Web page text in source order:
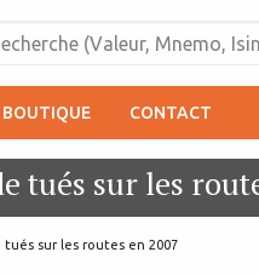
BOUTIQUE CONTACT
tués sur les
sur les routes en 2007